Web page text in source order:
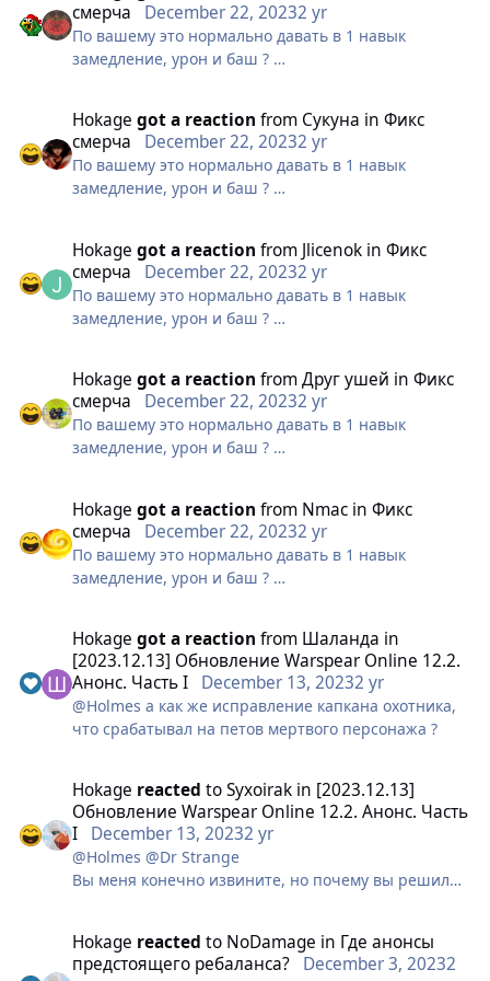
так там 7х7 вообще!
Требую фикса.
смерча
December 22, 20232 yr
По вашему это нормально давать в 1 навык
замедление, урон и баш ?
ладно бы радиус был 3х3
так там 7х7 вообще!
Требую фикса.
Hokage got a reaction from Сукуна inФикс
смерча
December 22, 20232 yr
По вашему это нормально давать в 1 навык
замедление, урон и баш ?
ладно бы радиус был 3х3
так там 7х7 вообще!
Требую фикса.
Hokage got a reaction from Jlicenok inФикс
смерча
December 22, 20232 yr
По вашему это нормально давать в 1 навык
замедление, урон и баш ?
ладно бы радиус был 3х3
так там 7х7 вообще!
Требую фикса.
Hokage got a reaction fromДруг ушей inФикс
смерча
December 22, 20232 yr
По вашему это нормально давать в 1 навык
замедление, урон и баш ?
ладно бы радиус был 3х3
так там 7х7 вообще!
Требую фикса.
Hokage got a reaction from Nmac inФикс
смерча
December 22, 20232 yr
По вашему это нормально давать в 1 навык
замедление, урон и баш ?
ладно бы радиус был 3х3
так там 7х7 вообще!
Требую фикса.
Hokage got a reaction from Шаланда in
[2023.12.13] Обновление Warspear Online 12.2.
Анонс. Часть I
December 13, 20232 yr
@Holmes а как же исправление капкана охотника,
что срабатывал на петов мертвого персонажа ?
Hokage reacted toSyxoirak in [2023.12.13]
Обновление Warspear Online 12.2. Анонс. Часть
I
December 13, 20232 yr
@Holmes @Dr Strange
Вы меня конечно извините, но почему вы решили
Вождю итак жить на арене сложно, так как его
убивают быстрее чем он добежать до цели сможет,
Hokage reacted to NoDamage in Где анонсы
предстоящего ребаланса?
December 3, 20232